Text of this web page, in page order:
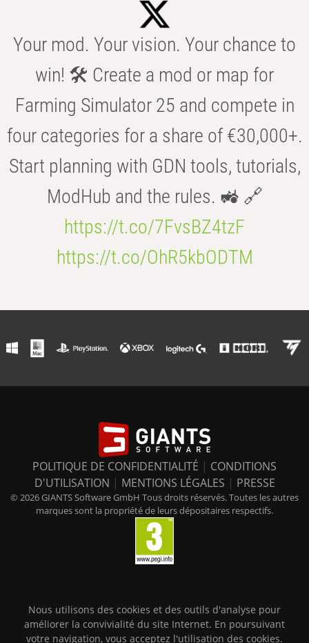
Your mod. Your vision. Your chance to
win! 🛠️ Create a mod or map for
Farming Simulator 25 and compete in
four categories for a share of €30,000+.
Start planning with GDN tools, tutorials,
ModHub and the rules. 🚜 🔗
https://t.co/7FvsBZ4tzF
https://t.co/OhR5kbODTM
POLITIQUE DE CONFIDENTIALITÉ | CONDITIONS
D'UTILISATION | MENTIONS LÉGALES | PRESSE
© 2026 GIANTS Software GmbH Tous droits réservés. Toutes les autres
marques sont la propriété de leurs dépositaires respectifs.
Nous utilisons des cookies et des outils d'analyse pour
améliorer la convivialité du site Internet. En poursuivant
votre navigation, vous acceptez l'utilisation des cookies.